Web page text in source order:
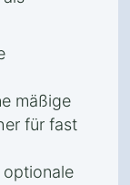
mäßige
für fast
optionale